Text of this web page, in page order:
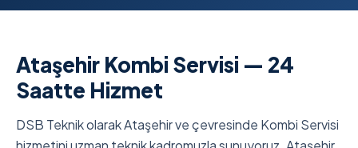
Ataşehir Kombi Servisi — 24
Saatte Hizmet
DSB Teknik olarak Ataşehir ve çevresinde Kombi Servisi